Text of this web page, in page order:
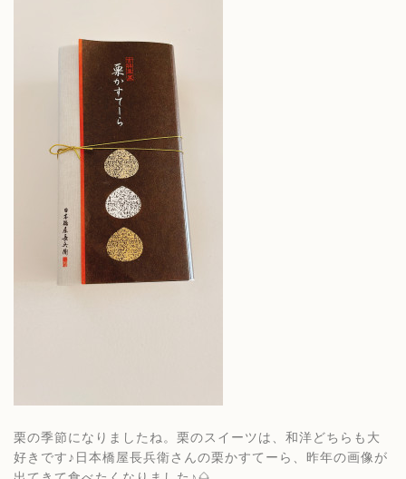
栗の季節になりましたね。栗のスイーツは、和洋どちらも大
好きです♪日本橋屋長兵衛さんの栗かすてーら、昨年の画像が